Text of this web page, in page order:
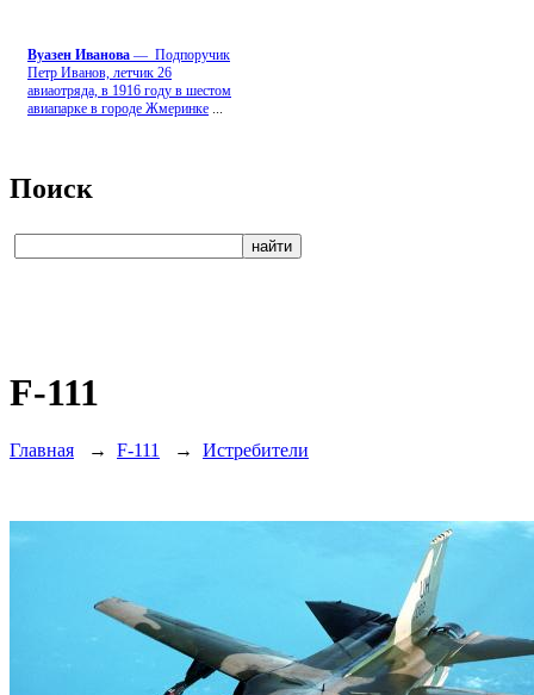
Вуазен Иванова — Подпоручик
Петр Иванов, летчик 26
авиаотряда, в 1916 году в шестом
авиапарке в городе Жмеринке
Поиск
F-111
Главная → F-111 → Истребители